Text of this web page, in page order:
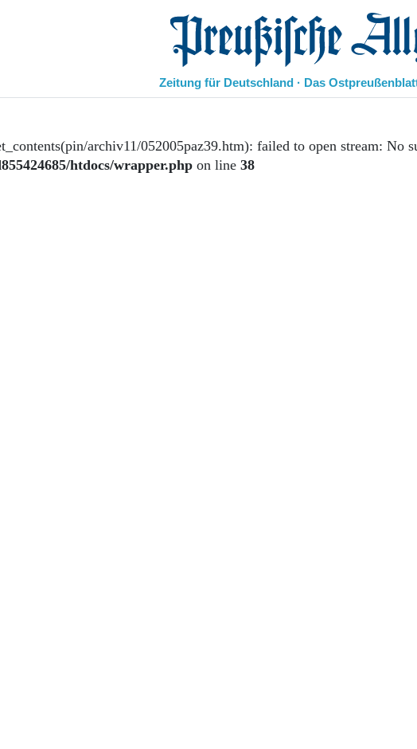
Preußische Allgemeine Zeitung
Zeitung für Deutschland · Das
Kultur
archiv11/052005paz39.htm): failed to open stream: No
htdocs/wrapper.php on line 38